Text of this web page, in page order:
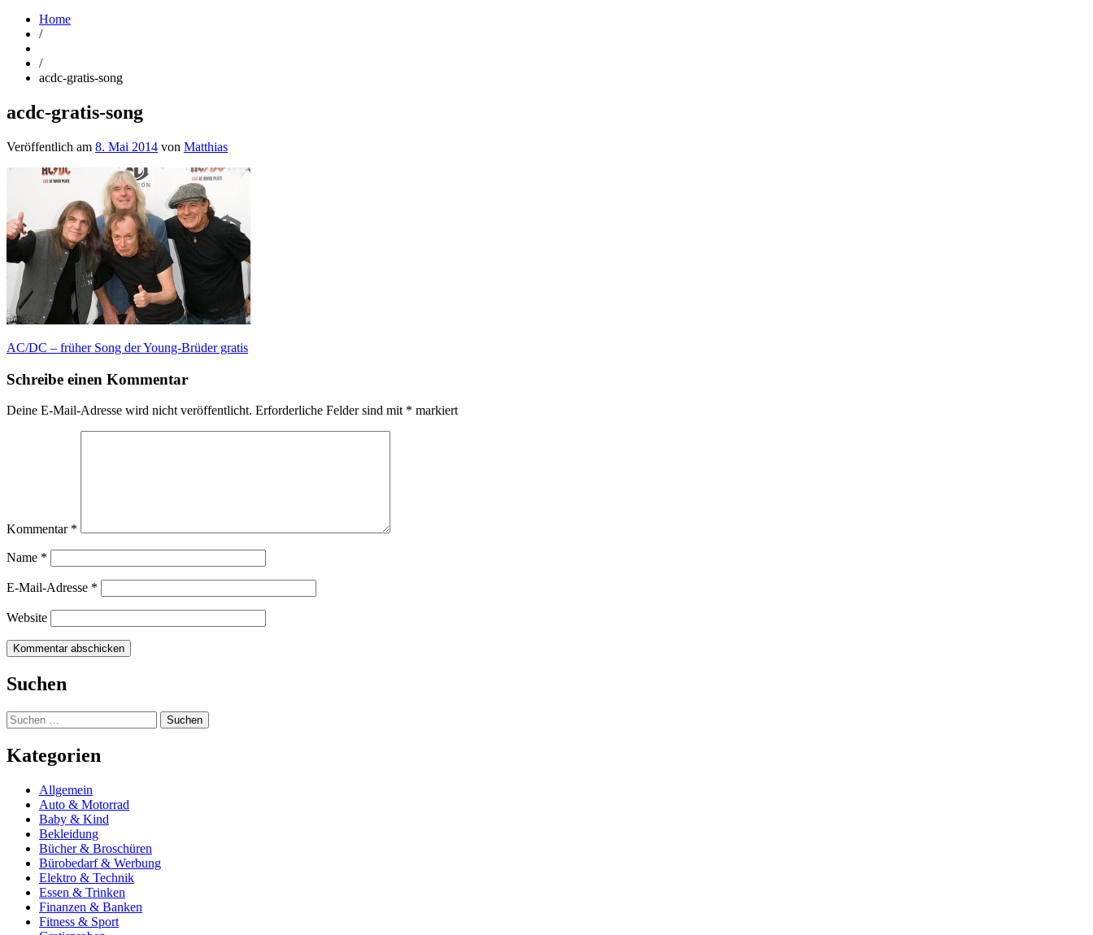
Home
/
/
acdc-gratis-song
acdc-gratis-song
Veröffentlich am 8. Mai 2014 von Matthias
Beitragsnavigation
AC/DC – früher Song der Young-Brüder gratis
Schreibe einen Kommentar
Deine E-Mail-Adresse wird nicht veröffentlicht. Erforderliche Felder sind mit * markiert
Kommentar *
Name *
E-Mail-Adresse *
Website
Suchen
Suchen
nach:
Kategorien
Allgemein
Auto & Motorrad
Baby & Kind
Bekleidung
Bücher & Broschüren
Bürobedarf & Werbung
Elektro & Technik
Essen & Trinken
Finanzen & Banken
Fitness & Sport